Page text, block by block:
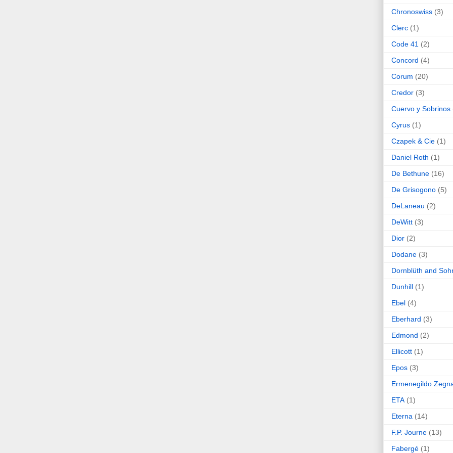
Chronoswiss (3)
Clerc (1)
Code 41 (2)
Concord (4)
Corum (20)
Credor (3)
Cuervo y Sobrinos
Cyrus (1)
Czapek & Cie (1)
Daniel Roth (1)
De Bethune (16)
De Grisogono (5)
DeLaneau (2)
DeWitt (3)
Dior (2)
Dodane (3)
Dornblüth and
Dunhill (1)
Ebel (4)
Eberhard (3)
Edmond (2)
Ellicott (1)
Epos (3)
Ermenegildo
ETA (1)
Eterna (14)
F.P. Journe (13)
Fabergé (1)